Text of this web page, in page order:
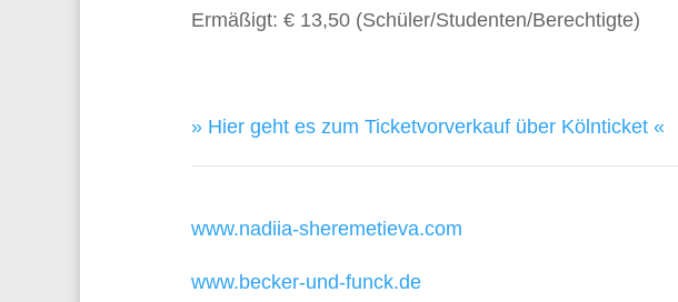
Ermäßigt: € 13,50 (Schüler/Studenten/Berechtigte)
» Hier geht es zum Ticketvorverkauf über Kölnticket «
www.nadiia-sheremetieva.com
www.becker-und-funck.de